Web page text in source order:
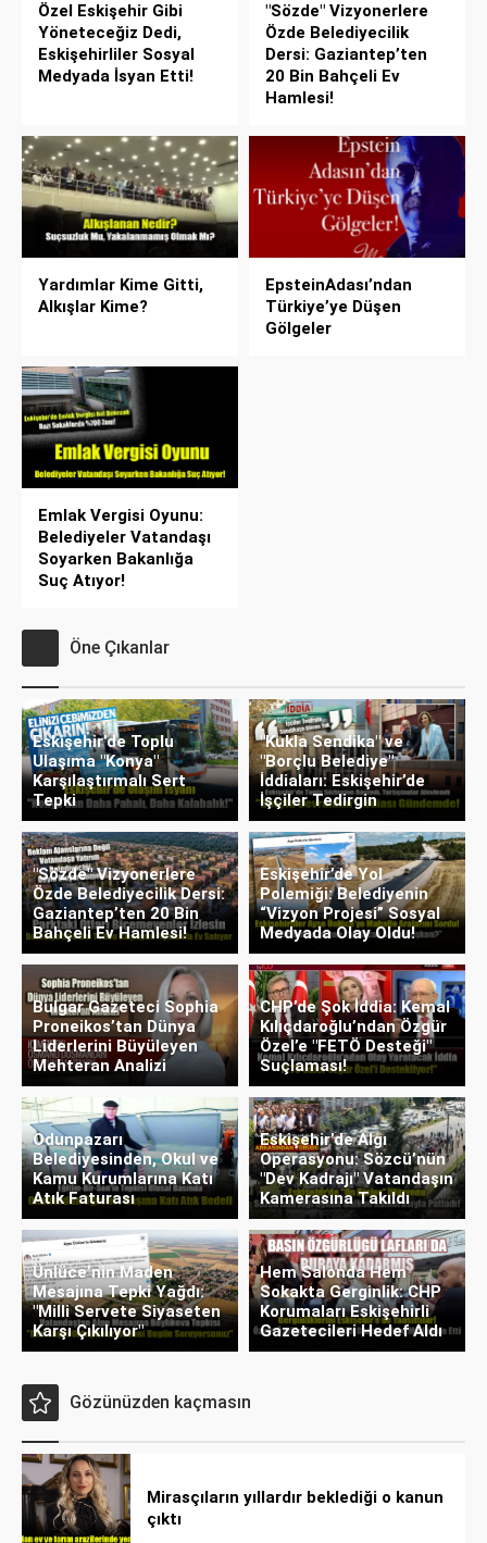
Özel Eskişehir Gibi
Yöneteceğiz Dedi,
Eskişehirliler Sosyal
Medyada İsyan Etti!
"Sözde" Vizyonerlere
Özde Belediyecilik
Dersi: Gaziantep’ten
20 Bin Bahçeli Ev
Hamlesi!
Yardımlar Kime Gitti,
Alkışlar Kime?
EpsteinAdası’ndan
Türkiye’ye Düşen
Gölgeler
Emlak Vergisi Oyunu:
Belediyeler Vatandaşı
Soyarken Bakanlığa
Suç Atıyor!
Öne Çıkanlar
Eskişehir’de Toplu
Ulaşıma "Konya"
Karşılaştırmalı Sert
Tepki
"Kukla Sendika" ve
"Borçlu Belediye"
İddiaları: Eskişehir’de
İşçiler Tedirgin
"Sözde" Vizyonerlere
Özde Belediyecilik Dersi:
Gaziantep’ten 20 Bin
Bahçeli Ev Hamlesi!
Eskişehir’de Yol
Polemiği: Belediyenin
“Vizyon Projesi” Sosyal
Medyada Olay Oldu!
Bulgar Gazeteci Sophia
Proneikos’tan Dünya
Liderlerini Büyüleyen
Mehteran Analizi
CHP’de Şok İddia: Kemal
Kılıçdaroğlu’ndan Özgür
Özel’e "FETÖ Desteği"
Suçlaması!
Odunpazarı
Belediyesinden, Okul ve
Kamu Kurumlarına Katı
Atık Faturası
Eskişehir’de Algı
Operasyonu: Sözcü’nün
"Dev Kadrajı" Vatandaşın
Kamerasına Takıldı
Ünlüce’nin Maden
Mesajına Tepki Yağdı:
"Milli Servete Siyaseten
Karşı Çıkılıyor"
Hem Salonda Hem
Sokakta Gerginlik: CHP
Korumaları Eskişehirli
Gazetecileri Hedef Aldı
Gözünüzden kaçmasın
Mirasçıların yıllardır beklediği o kanun
çıktı